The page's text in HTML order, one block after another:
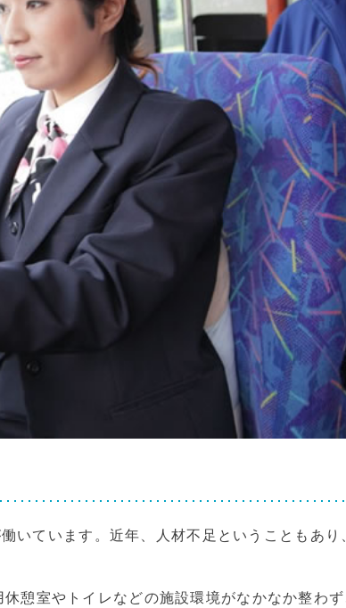
ています。近年、人材不足ということもあり
憩室やトイレなどの施設環境がなかなか整わず